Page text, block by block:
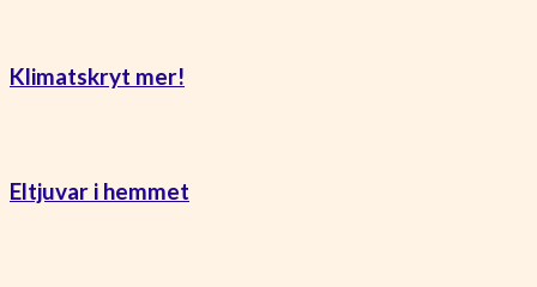
Klimatskryt mer!
Eltjuvar i hemmet